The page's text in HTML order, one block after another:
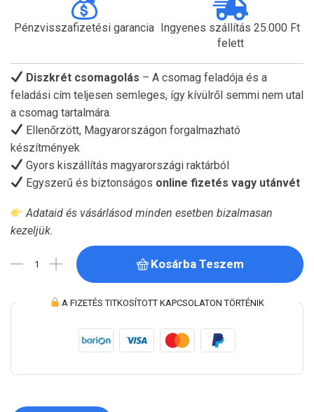
Pénzvisszafizetési garancia Ingyenes szállítás 25.000 Ft
felett
Diszkrét csomagolás – A csomag feladója és a
feladási cím teljesen semleges, így kívülről semmi nem utal
a csomag tartalmára.
Ellenőrzött, Magyarországon forgalmazható
készítmények
Gyors kiszállítás magyarországi raktárból
Egyszerű és biztonságos online fizetés vagy utánvét
Adataid és vásárlásod minden esetben bizalmasan
kezeljük.
Kosárba Teszem
A FIZETÉS TITKOSÍTOTT KAPCSOLATON TÖRTÉNIK